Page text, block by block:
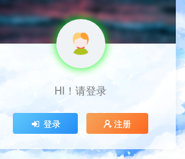
HI！请登录
登录 注册
HI！请登录
登录 注册